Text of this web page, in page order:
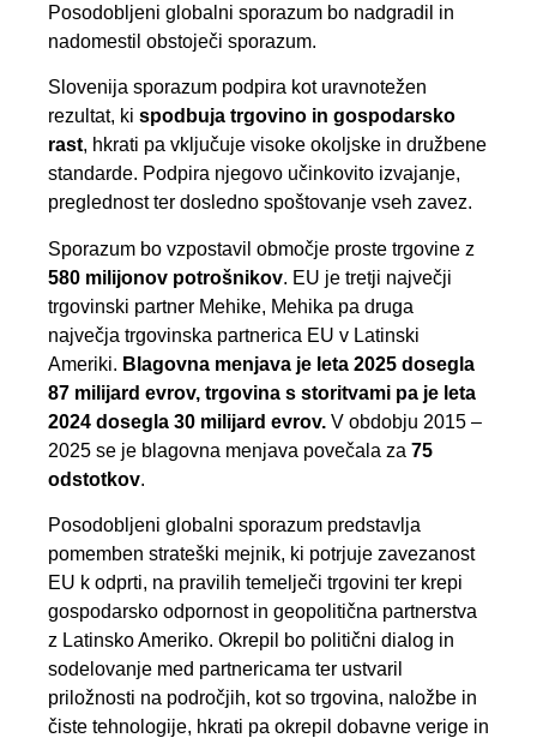
Posodobljeni globalni sporazum bo nadgradil in
nadomestil obstoječi sporazum.
Slovenija sporazum podpira kot uravnotežen
rezultat, ki spodbuja trgovino in gospodarsko
rast, hkrati pa vključuje visoke okoljske in družbene
standarde. Podpira njegovo učinkovito izvajanje,
preglednost ter dosledno spoštovanje vseh zavez.
Sporazum bo vzpostavil območje proste trgovine z
580 milijonov potrošnikov. EU je tretji največji
trgovinski partner Mehike, Mehika pa druga
največja trgovinska partnerica EU v Latinski
Ameriki. Blagovna menjava je leta 2025 dosegla
87 milijard evrov, trgovina s storitvami pa je leta
2024 dosegla 30 milijard evrov. V obdobju 2015 –
2025 se je blagovna menjava povečala za 75
odstotkov.
Posodobljeni globalni sporazum predstavlja
pomemben strateški mejnik, ki potrjuje zavezanost
EU k odprti, na pravilih temelječi trgovini ter krepi
gospodarsko odpornost in geopolitična partnerstva
z Latinsko Ameriko. Okrepil bo politični dialog in
sodelovanje med partnericama ter ustvaril
priložnosti na področjih, kot so trgovina, naložbe in
čiste tehnologije, hkrati pa okrepil dobavne verige in